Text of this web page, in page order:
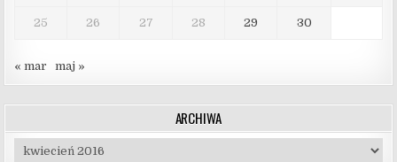
25 26 27 28 29 30
« mar maj »
ARCHIWA
Archiwa